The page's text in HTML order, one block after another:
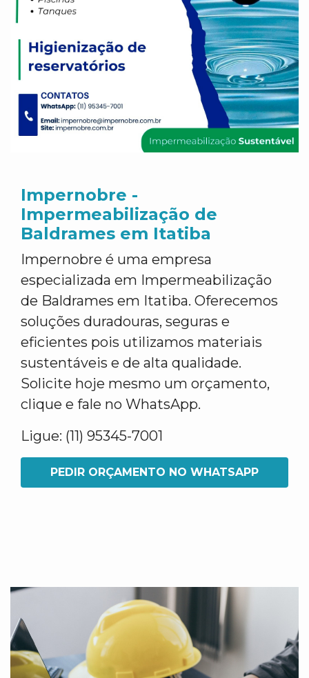
Impernobre -
Impermeabilização de
Baldrames em Itatiba
Impernobre é uma empresa
especializada em Impermeabilização
de Baldrames em Itatiba. Oferecemos
soluções duradouras, seguras e
eficientes pois utilizamos materiais
sustentáveis e de alta qualidade.
Solicite hoje mesmo um orçamento,
clique e fale no WhatsApp.
Ligue: (11) 95345-7001
PEDIR ORÇAMENTO NO WHATSAPP